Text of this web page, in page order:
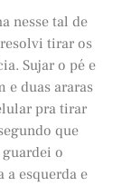
nesse tal de
tirar os
Sujar o pé e
e duas araras
pra tirar
que
guardei o
a esquerda e